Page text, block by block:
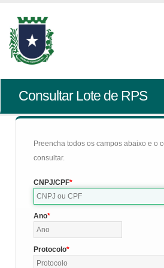
Consultar Lote de RPS
Preencha todos os campos abaixo e o
consultar.
CNPJ/CPF
Ano
Protocolo